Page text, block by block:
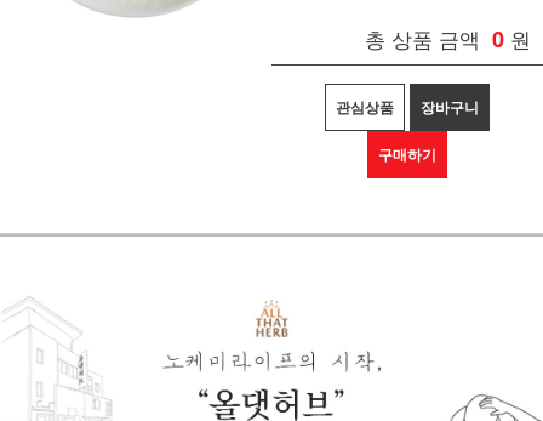
총 상품 금액 0 원
관심상품 장바구니
구매하기